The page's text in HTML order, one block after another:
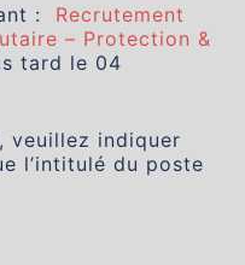
: Recrutement
– Protection &
tard le 04
veuillez indiquer
l’intitulé du poste